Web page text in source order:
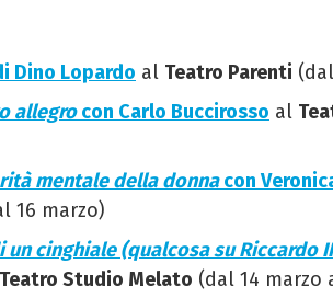
Dino Lopardo al Teatro Parenti
allegrocon Carlo Buccirosso al
mentale della donnacon
16 marzo)
un cinghiale (qualcosa su Riccardo
Studio Melato (dal 14 marzo